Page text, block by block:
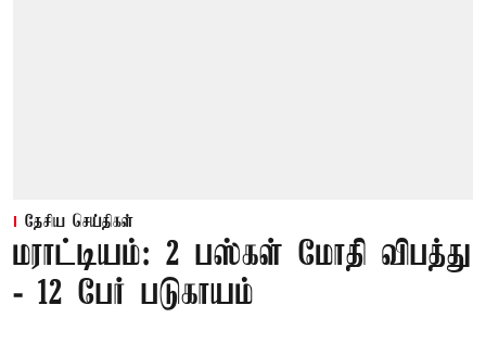
தேசிய செய்திகள்
மராட்டியம்: 2 பஸ்கள் மோதி விபத்து
- 12 பேர் படுகாயம்